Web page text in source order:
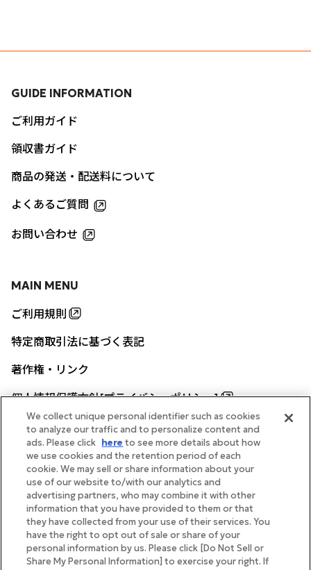
MAIN MENU
ご利用規則
特定商取引法に基づく表記
著作権・リンク
個人情報保護方針[プライバシーポリシー]
GUIDE INFORMATION
ご利用ガイド
領収書ガイド
商品の発送・配送料について
よくあるご質問
お問い合わせ
帝国ホテル公式サイト
FOLLOW
We collect unique personal identifier such as cookies
to analyze our traffic and to personalize content and
ads. Please click here to see more details about how
we use cookies and the retention period of each
cookie. We may sell or share information about your
use of our website to/with our analytics and
advertising partners, who may combine it with other
information that you have provided to them or that
they have collected from your use of their services. You
have the right to opt out of sale or share of your
personal information by us. Please click [Do Not Sell or
Share My Personal Information] to exercise your right. If